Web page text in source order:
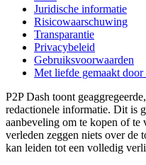
Juridische informatie
Risicowaarschuwing
Transparantie
Privacybeleid
Gebruiksvoorwaarden
Met liefde gemaakt
P2P Dash toont
redactionele informatie. Dit is
aanbeveling om te kopen of te
verleden zeggen niets over de
kan leiden tot een volledig